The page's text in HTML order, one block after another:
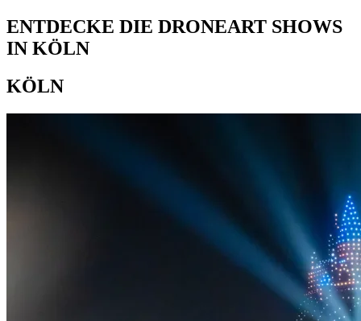
ENTDECKE DIE DRONEART SHOWS
IN KÖLN
KÖLN